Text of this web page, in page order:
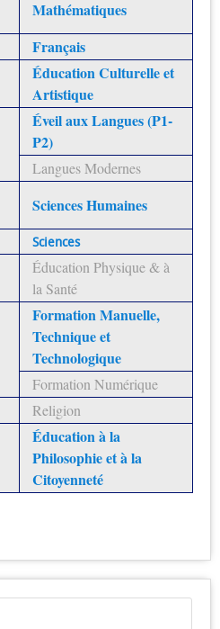
Mathématiques
Français
Éducation Culturelle et
Artistique
Éveil aux Langues (P1-
P2)
Langues Modernes
Sciences Humaines
Sciences
Éducation Physique & à
la Santé
Formation Manuelle,
Technique et
Technologique
Formation Numérique
Religion
Éducation à la
Philosophie et à la
Citoyenneté